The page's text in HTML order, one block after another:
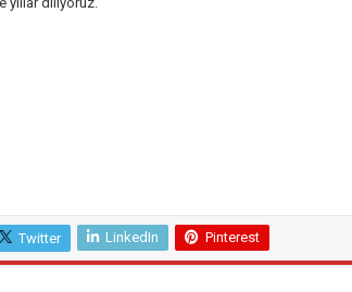
Twitter LinkedIn Pinterest